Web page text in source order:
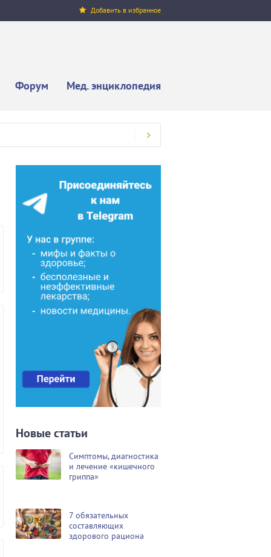
Добавить в избранное
Форум Мед. энциклопедия
Новые статьи
Симптомы, диагностика
и лечение «кишечного
гриппа»
7 обязательных
составляющих
здорового рациона